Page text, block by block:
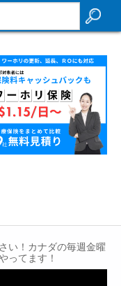
い！カナダの毎週金曜
ってます！